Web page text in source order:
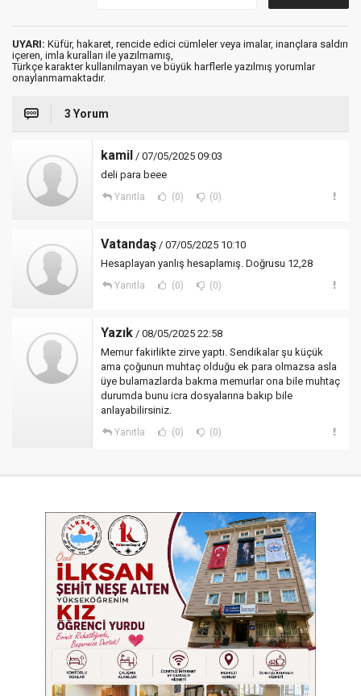
UYARI: Küfür, hakaret, rencide edici cümleler veya imalar, inançlara saldırı
içeren, imla kuralları ile yazılmamış,
Türkçe karakter kullanılmayan ve büyük harflerle yazılmış yorumlar
onaylanmamaktadır.
3 Yorum
kamil / 07/05/2025 09:03
deli para beee
Yanıtla (0) (0)
Vatandaş / 07/05/2025 10:10
Hesaplayan yanlış hesaplamış. Doğrusu 12,28
Yanıtla (0) (0)
Yazık / 08/05/2025 22:58
Memur fakirlikte zirve yaptı. Sendikalar şu küçük
ama çoğunun muhtaç olduğu ek para olmazsa asla
üye bulamazlarda bakma memurlar ona bile muhtaç
durumda bunu icra dosyalarına bakıp bile
anlayabilirsiniz.
Yanıtla (0) (0)